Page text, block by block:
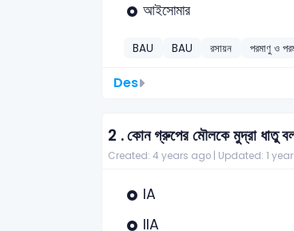
আইসোমার
BAU BAU রসায়ন পরমাণু ও
Des
2 .কোন গ্রুপের মৌলকে মুদ্রা ধাতু
Created: 4 years ago | Updated: 1
IA
IIA